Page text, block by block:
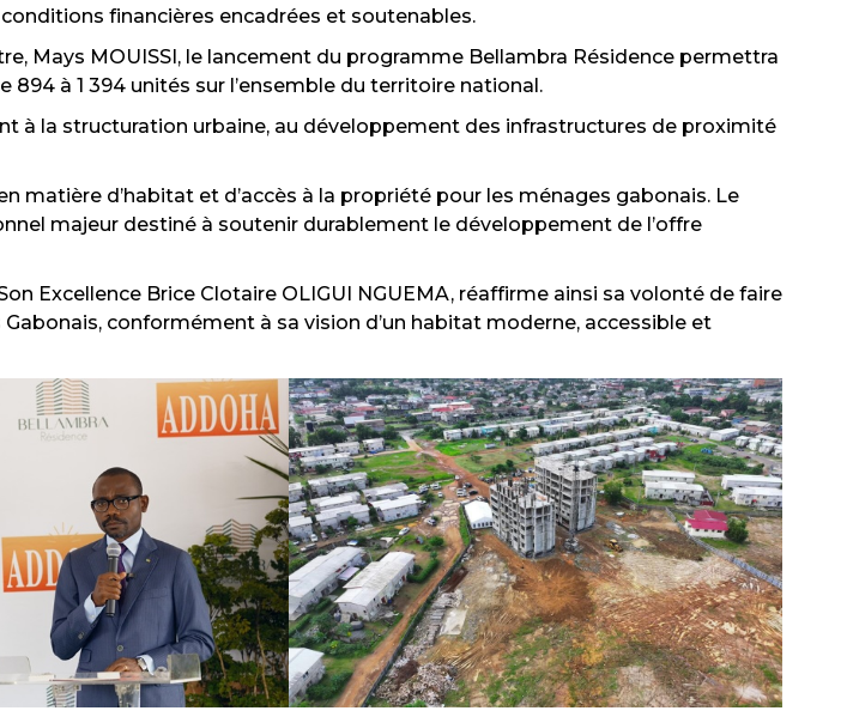
financières encadrées et soutenables.
Mays MOUISSI, le lancement du programme Bellambra Résidence permettra
à 1 394 unités sur l’ensemble du territoire national.
à la structuration urbaine, au développement des infrastructures de proximité
d’habitat et d’accès à la propriété pour les ménages gabonais. Le
majeur destiné à soutenir durablement le développement de l’offre
Excellence Brice Clotaire OLIGUI NGUEMA, réaffirme ainsi sa volonté de faire
conformément à sa vision d’un habitat moderne, accessible et